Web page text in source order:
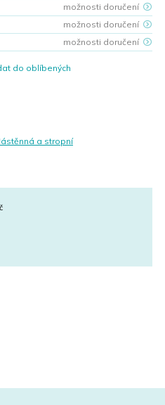
možnosti doručení
možnosti doručení
možnosti doručení
do oblíbených
a stropní